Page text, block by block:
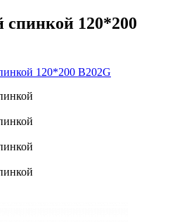
спинкой 120*200